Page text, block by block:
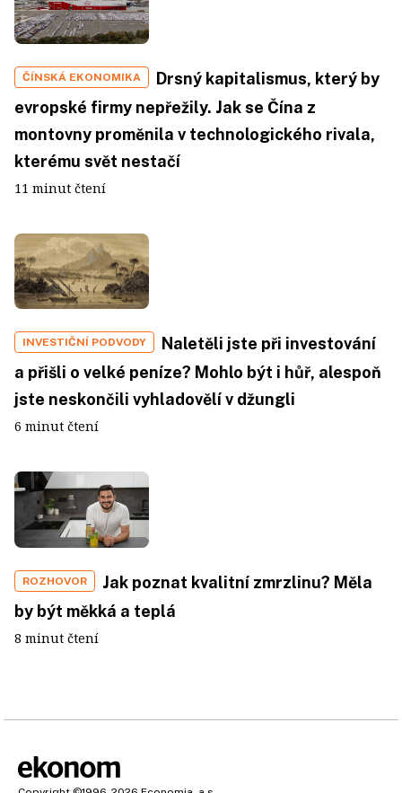
ČÍNSKÁ EKONOMIKA
Drsný kapitalismus, který by
evropské firmy nepřežily. Jak se Čína z
montovny proměnila v technologického rivala,
kterému svět nestačí
11 minut čtení
INVESTIČNÍ PODVODY
Naletěli jste při investování
a přišli o velké peníze? Mohlo být i hůř, alespoň
jste neskončili vyhladovělí v džungli
6 minut čtení
ROZHOVOR
Jak poznat kvalitní zmrzlinu? Měla
by být měkká a teplá
8 minut čtení